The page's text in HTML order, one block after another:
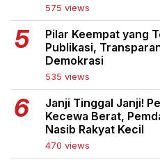
575 views
Pilar Keempat yang
Publikasi,
Demokrasi
535 views
Janji Tinggal Janji!
Kecewa Berat,
Nasib Rakyat Kecil
470 views